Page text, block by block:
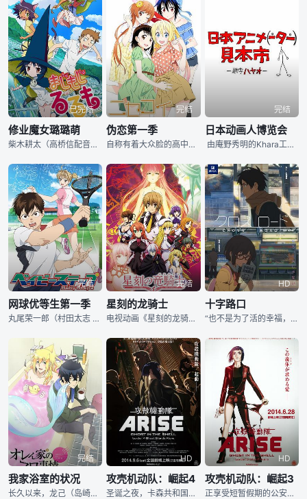
已完结
修业魔女璐璐萌
柴木耕太（高桥信配音）是一位非常平凡的男子高中生，性格木讷的他向来就没有什么女生缘，一直过着形单影只的生活。一次偶然中，耕太得到了一本魔导书，通过这本魔导书，耕太召唤出了名为璐璐萌（三森铃子配音）的魔女。璐璐萌是一个可以实现别人愿望的魔女，但是对方必须付出生命作为交换，可是，因为违反了魔界的规定，璐璐萌被开除了魔籍，不仅契约失效，而且无家可归。善良的耕太收留了璐璐萌，就这样两个人开始了吵吵闹闹的同居生活，和他们一起的，还有璐璐萌的黑猫使魔奇洛（福圆美里配音）。热热闹闹的每一天拉开了序幕。
完结
伪恋第一季
自称有着大众脸的高中生一条乐（内山昂辉配音），其实是著名流氓帮派“集英组”头目的独子，他本想过上平凡人的生活，直到一个美少女转校生桐崎千棘（东山奈央配音）的出现，他们的命运自此向不可预料的方向发展。这位金发碧眼的混血儿转校生，原来是美国黑帮“蜂巢”老大的千金，为了双方家族能和睦相处，一条乐和千棘必须假装成一对恋人。个性不合的二人，心不甘情不愿地开始了他们的“甜蜜”生活。在打打闹闹的交往中，千棘渐渐喜欢上了一条乐，而一条乐却一直暗恋着同班女生小野寺（花泽香菜配音），但因为各种原因无法与之心意相通。这对校园三
完结
日本动画人博览会
由庵野秀明的Khara工作室与Nico动画母公司Dwango共同举办的“日本动画（人）博览会”，这部动画集结了大批优秀动画人完成，这些动画人基本都和庵野秀明有联系，也被称为“庵野军团”。这个栏目旨在推出一批试验性质的动画，每个片子都不一定有完整自洽的情节，或者去解决一定的问题。
完结
网球优等生第一季
丸尾荣一郎（村田太志 配音）从小到大都顶着优等生的头衔，学校里五花八门的课业，没有一项是他得不了优等的。可是，即便是这样优秀的荣一郎，也有着弱点，长期坐在桌前学习，导致他的运动量严重不足。为了弥补这一缺憾，荣一郎决定去打网球，就此进入了名为STC的网球俱乐部。 从刚开始的抗拒到渐渐沉迷，领悟到了网球这一运动独特魅力的荣一郎决定成为一名职业的网球运动员。大大咧咧活泼可爱的鹰崎奈津（寿美菜子 配音）、实力强大技术一流的江川逞（浪川大辅 配音）、立志成为教练的深泽喻吉（下野紘 配音）、天才儿童田岛勇树（优希 配
完结
星刻的龙骑士
电视动画《星刻的龙骑士》改编自日本轻小说家瑞智士记原作的同名轻小说。故事发生在教育育龙人少年及少女“安萨里邦骑龙学院”中的学生亚修，和成为自己帕尔的艾可与其他的同伴，在借由经历各式各样的事件而描绘出的成长物语。在龙族与人类共生的世界里，藉由某种特殊仪式，人类与龙族可以缔造亲密的主从关系。主角亚修是被称为天才驯龙师的少年，然而他的龙伴侣却迟迟未出现，这令他成为周围的笑柄。某天，因为一场巧合，亚修的龙伴侣终于诞生了，但她却不像龙族，更像是一个人类美少女……！人称“能驾驭一切飞龙之人”的亚修与他唯一无法驾驭的龙
HD
十字路口
“也不是为了活的幸福，也并非想要明确的约定。比起那个来说，遥远地方的某处，是我们向往前去的地方。”无论身处关东还是关西，无论是喧嚣的繁华都市还是僻静的海港小镇，都有着普普通通的少女，为了各自心中的理想而努力。女孩海帆和男孩翔太从未忘却心头的理想，也知晓前路的曲折与艰辛。他们通过Z-KAI的通信教育在知识的海洋中破浪前行，享受着每一次好成绩取得时所带来的喜悦，惴惴地等待着最终考验的到来，又沉着专注地和万千学子们投入命运的战斗中去。十字路口，他们没有彷徨和失落，因为前方的灯塔早已照亮人生的方向…… 本片为新
完结
我家浴室的状况
长久以来，龙己（岛崎信长 配音）都过着独自一人的生活，表面看来，龙己性格冷淡不近人情，但实际上，他十分擅长料理家务，并且拥有一颗柔软的心灵。从某一日开始，龙己再也不是一个人了，而多出来的那一个“陪伴者”，竟然是寄宿在他家浴缸里的人鱼若狭（梅原裕一郎 配音）。悲观又近视的贝壳真木（津田健次郎 配音）、不请自来的水母三国（花江夏树 配音）、心灵手巧的章鱼鹰巢（铃木达央 配音）、表里不一的鲨鱼安贺里，自从龙己出现后，这些稀奇古怪的海洋生物亦开始接二连三的出现在龙己的生活中。而在此过程中，龙己和若狭的关系似乎变得
HD
攻壳机动队：崛起4
圣诞之夜，卡森共和国水企业和哈里曼达拉公司签订协议的大厦门外，无数群众声讨抗议。而就在此时，担任护卫的警察机动部队突然掏枪对示威群众展开无差别屠杀。血腥恐怖的事件背后，神秘病毒“火种”若隐若现。在与不明敌人对决过程中，草薙素子（坂本真绫 配音）和独立机动部队的同伴们救下了全身义体的少女津田艾玛（茅野爱衣 配音），其身上似乎隐藏着利用虚拟记忆进行恐怖活动的事实。公安9课课长荒卷大辅（塾一久 配音）拒绝将其交给陆军情报部穗积上校（庆长佑香 配音），而是命令草薙将艾玛护送至501机关接受调查。草薙在少女身上不仅
HD
攻壳机动队：崛起3
正享受短暂假期的公安九课少校草薙素子（坂本真绫 配音）突然接到巴特（松田健一郎 配音）的报告，西之内某处大厦遭受恐怖分子袭击，政府高官和商业巨擎被人杀害。在草薙的指挥下，九课的石川、波玛、帕兹、巴特等人通力合作，将恐怖分子彻底制服，但草薙在行动中意外受到神秘病毒感染。在西之内恐怖袭击的同时，远郊的水坝发生爆炸案。新滨县刑警陀古萨（新垣樽助 配音）传唤水坝管理企业负责人沙特博士，对方是来自饱经战火的卡森共和国的卡尔迪斯人。受警方高层施压，陀古萨没有得到任何有用信息。另一方面，草薙一方得知恐怖分子的真实身份，